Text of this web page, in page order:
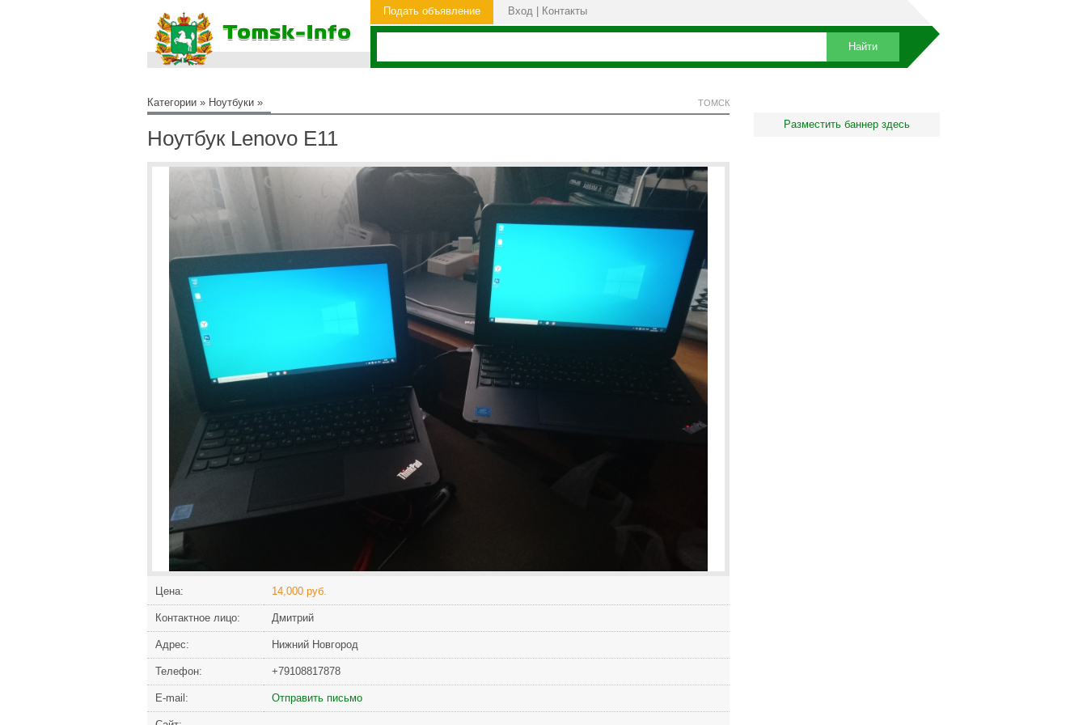
Подать объявление Вход Контакты
Категории » Ноутбуки » ТОМСК
Ноутбук Lenovo E11
Цена: 14,000 руб.
Контактное лицо: Дмитрий
Адрес: Нижний Новгород
Телефон: +79108817878
Е-mail: Отправить письмо
Разместить баннер здесь